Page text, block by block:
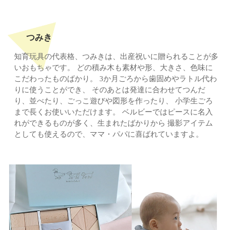
つみき
知育玩具の代表格、つみきは、出産祝いに贈られることが多
いおもちゃです。
どの積み木も素材や形、大きさ、色味に
こだわったものばかり。
3か月ごろから歯固めやラトル代わ
りに使うことができ、
そのあとは発達に合わせてつんだ
り、並べたり、ごっこ遊びや図形を作ったり、
小学生ごろ
まで長くお使いいただけます。
ベルビーではピースに名入
れができるものが多く、生まれたばかりから 撮影アイテム
としても使えるので、ママ・パパに喜ばれていますよ。